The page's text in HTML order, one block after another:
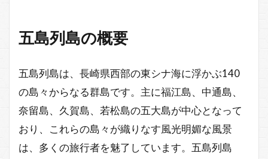
五島列島の概要
五島列島は、長崎県西部の東シナ海に浮かぶ140
の島々からなる群島です。主に福江島、中通島、
奈留島、久賀島、若松島の五大島が中心となって
おり、これらの島々が織りなす風光明媚な風景
は、多くの旅行者を魅了しています。五島列島